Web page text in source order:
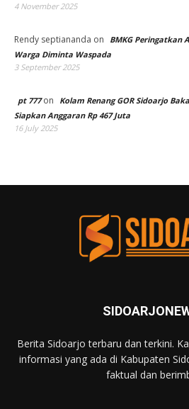
4 November 2025
Rendy septiananda on
BMKG Peringatkan
Warga Diminta Waspada
3 September 2025
pt 777on
Kolam Renang GOR Sidoarjo
Siapkan Anggaran Rp 467 Juta
16 July 2025
Berita Sidoarjo terbaru dan terkini.
informasi yang ada di Kabupaten
faktual dan